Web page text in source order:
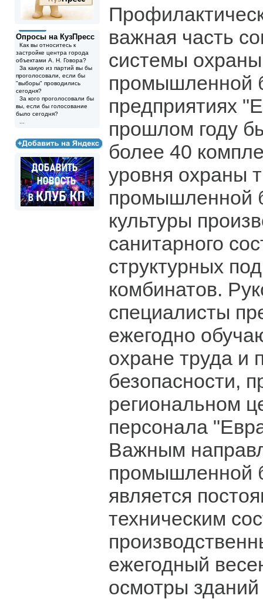
Опросы на КузПресс
Как вы относитесь к
застройке центра города
объектами А. Н. Говора?
За какую из партий вы бы
проголосовали, если бы
"выборы" проводились
сегодня?
За кого проголосовали бы
вы, если бы голосование
было сегодня?
важная часть
системы
промышленной
предприятиях
прошлом году
более 40
уровня охраны
промышленной
культуры
санитарного
структурных
комбинатов.
специалисты
ежегодно
охране труда
безопасности,
региональном
персонала
Важным
промышленной
является
техническим
ежегодный
осмотры